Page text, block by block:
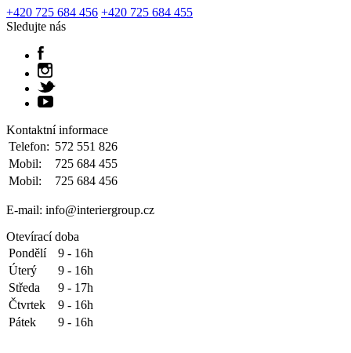
+420 725 684 456 +420 725 684 455
Sledujte nás
Kontaktní informace
Telefon: 572 551 826
Mobil:
725 684 455
Mobil:
725 684 456
E-mail: info@interiergroup.cz
Otevírací doba
Pondělí
9 - 16h
Úterý
9 - 16h
Středa
9 - 17h
Čtvrtek
9 - 16h
Pátek
9 - 16h